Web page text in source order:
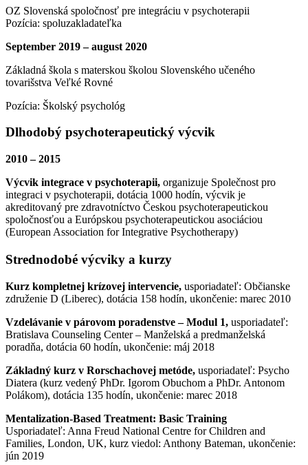
OZ Slovenská spoločnosť pre integráciu v psychoterapii
Pozícia: spoluzakladateľka
September 2019 – august 2020
Základná škola s materskou školou Slovenského učeného
tovarišstva Veľké Rovné
Pozícia: Školský psychológ
Dlhodobý psychoterapeutický výcvik
2010 – 2015
Výcvik integrace v psychoterapii, organizuje Společnost pro
integraci v psychoterapii, dotácia 1000 hodín, výcvik je
akreditovaný pre zdravotníctvo Českou psychoterapeutickou
spoločnosťou a Európskou psychoterapeutickou asociáciou
(European Association for Integrative Psychotherapy)
Strednodobé výcviky a kurzy
Kurz kompletnej krízovej intervencie, usporiadateľ: Občianske
združenie D (Liberec), dotácia 158 hodín, ukončenie: marec 2010
Vzdelávanie v párovom poradenstve – Modul 1, usporiadateľ:
Bratislava Counseling Center – Manželská a predmanželská
poradňa, dotácia 60 hodín, ukončenie: máj 2018
Základný kurz v Rorschachovej metóde, usporiadateľ: Psycho
Diatera (kurz vedený PhDr. Igorom Obuchom a PhDr. Antonom
Polákom), dotácia 135 hodín, ukončenie: marec 2018
Mentalization-Based Treatment: Basic Training
Usporiadateľ: Anna Freud National Centre for Children and
Families, London, UK, kurz viedol: Anthony Bateman, ukončenie:
jún 2019